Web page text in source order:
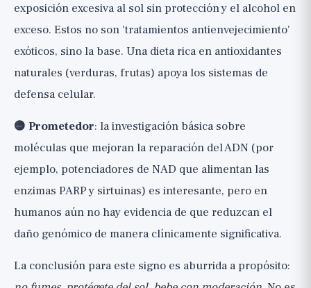
exposición excesiva al sol sin protección y el alcohol en
exceso. Estos no son 'tratamientos antienvejecimiento'
exóticos, sino la base. Una dieta rica en antioxidantes
naturales (verduras, frutas) apoya los sistemas de
defensa celular.
🟡 Prometedor: la investigación básica sobre
moléculas que mejoran la reparación del ADN (por
ejemplo, potenciadores de NAD que alimentan las
enzimas PARP y sirtuinas) es interesante, pero en
humanos aún no hay evidencia de que reduzcan el
daño genómico de manera clínicamente significativa.
La conclusión para este signo es aburrida a propósito: